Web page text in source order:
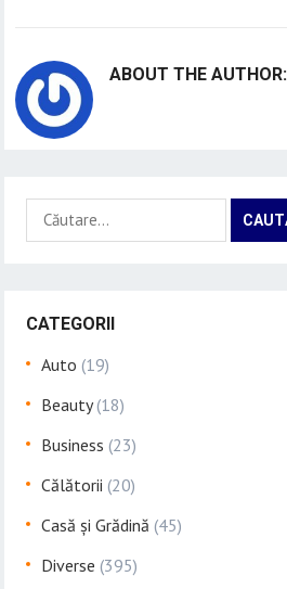
ABOUT THE
Caută
după:
CATEGORII
Auto (19)
Beauty(18)
Business (23)
Călătorii (20)
Casă și Grădină (45)
Diverse (395)